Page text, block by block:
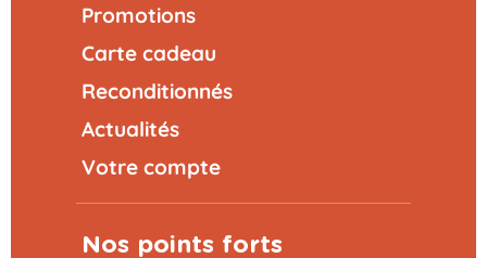
Promotions
Carte cadeau
Reconditionnés
Actualités
Votre compte
Nos points forts